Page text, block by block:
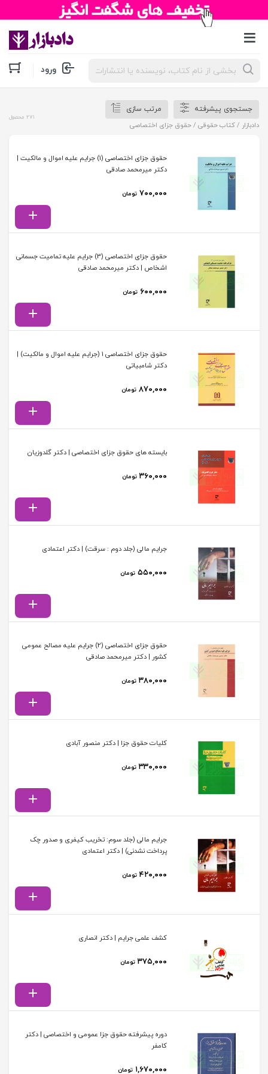
جستجوی
محصولات ورود
جستجوی پیشرفته
مرتب سازی
دادبازار /کتاب حقوقی / حقوق جزای اختصاصی
271 محصول
حقوق جزای اختصاصی (1) جرایم علیه اموال و مالکیت |
دکتر میرمحمد صادقی
۷۰۰,۰۰۰ تومان
حقوق جزای اختصاصی (3) جرایم علیه تمامیت جسمانی
اشخاص | دکتر میرمحمد صادقی
۶۰۰,۰۰۰ تومان
حقوق جزای اختصاصی 1 (جرایم علیه اموال و مالکیت) |
دکتر شامبیاتی
۸۷۰,۰۰۰ تومان
بایسته های حقوق جزای اختصاصی | دکتر گلدوزیان
۳۶۰,۰۰۰ تومان
جرایم مالی (جلد دوم : سرقت) | دکتر اعتمادی
۵۵۰,۰۰۰ تومان
حقوق جزای اختصاصی (2) جرایم علیه مصالح عمومی
کشور | دکتر میرمحمد صادقی
۳۸۰,۰۰۰ تومان
کلیات حقوق جزا | دکتر منصور آبادی
۳۳۰,۰۰۰ تومان
جرایم مالی (جلد سوم: تخریب کیفری و صدور چک
پرداخت نشدنی) | دکتر اعتمادی
۴۲۰,۰۰۰ تومان
کشف علمی جرایم | دکتر انصاری
۳۷۵,۰۰۰ تومان
دوره پیشرفته حقوق جزا عمومی و اختصاصی | دکتر
کامفر
۱,۶۷۰,۰۰۰ تومان